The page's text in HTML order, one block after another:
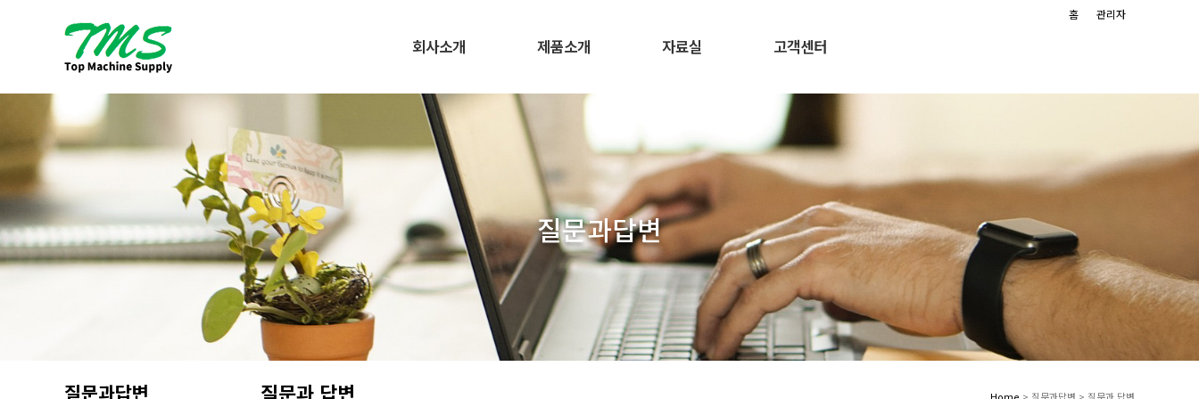
관리자
홈
회사소개 제품소개 자료실 고객센터
질문과답변
질문과답변 질문과 답변